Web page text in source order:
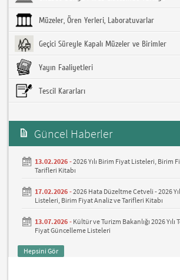
Müzeler, Ören Yerleri, Laboratuvarlar
Geçici Süreyle Kapalı Müzeler ve Birimler
Yayın Faaliyetleri
Tescil Kararları
Güncel Haberler
13.02.2026 -2026 Yılı Birim Fiyat Listeleri, Birim
Tarifleri Kitabı
17.02.2026 -2026 Hata Düzeltme Cetveli - 2026
Listeleri, Birim Fiyat Analiz ve Tarifleri Kitabı
13.07.2026 - Kültür ve Turizm Bakanlığı 2026 Yılı
Fiyat Güncelleme Listeleri
Hepsini Gör